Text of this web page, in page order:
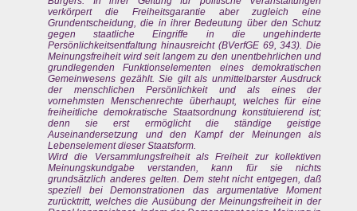
verkörpert die Freiheitsgarantie aber zugleich eine
Grundentscheidung, die in ihrer Bedeutung über den Schutz
gegen staatliche Eingriffe in die ungehinderte
Persönlichkeitsentfaltung hinausreicht (BVerfGE 69, 343). Die
Meinungsfreiheit wird seit langem zu den unentbehrlichen und
grundlegenden Funktionselementen eines demokratischen
Gemeinwesens gezählt. Sie gilt als unmittelbarster Ausdruck
der menschlichen Persönlichkeit und als eines der
vornehmsten Menschenrechte überhaupt, welches für eine
freiheitliche demokratische Staatsordnung konstituierend ist;
denn sie erst ermöglicht die ständige geistige
Auseinandersetzung und den Kampf der Meinungen als
Lebenselement dieser Staatsform.
Wird die Versammlungsfreiheit als Freiheit zur kollektiven
Meinungskundgabe verstanden, kann für sie nichts
grundsätzlich anderes gelten. Dem steht nicht entgegen, daß
speziell bei Demonstrationen das argumentative Moment
zurücktritt, welches die Ausübung der Meinungsfreiheit in der